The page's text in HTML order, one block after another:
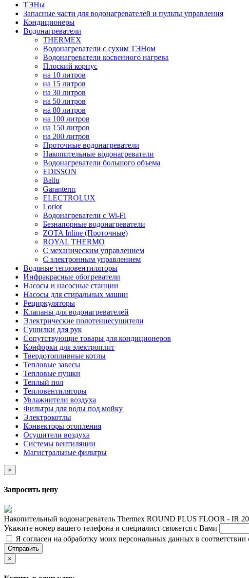
ТЭНы
Запасные части для водонагревателей и пульты управления
Кондиционеры
Водонагреватели
THERMEX
Водонагреватели с сухим ТЭНом
Водонагреватели косвенного нагрева
Плоский корпус
на 10 литров
на 15 литров
на 30 литров
на 50 литров
на 80 литров
на 100 литров
на 150 литров
на 200 литров
Проточные водонагреватели
Накопительные водонагреватели
Водонагреватели большого объема
EDISSON
Ballu
Garanterm
ELECTROLUX
Loriot
Водонагреватели с Wi-Fi
Безнапорные водонагреватели
ZOTA Inline (Проточные)
ROYAL THERMO
С механическим управлением
С электронным управлением
Водяные тепловентиляторы
Инфракрасные обогреватели
Насосы и насосные станции
Насосы для стиральных машин
Рециркуляторы
Клапаны для водонагревателей
Электрические полотенцесушители
Сушилки для рук
Сопутствующие товары для кондиционеров
Конфорки для электроплит
Твердотопливные котлы
Тепловые завесы
Тепловые пушки
Теплый пол
Тепловентиляторы
Увлажнители воздуха
Фильтры для воды под мойку
Электрокотлы
Конвекторы отопления
Осушители воздуха
Системы вентиляции
Магистральные фильтры
×
Запросить цену
Накопительный водонагреватель Thermex ROUND PLUS FLOOR - IR
Укажите номер вашего телефона и специалист свяжется с Вами
Я согласен на обработку моих персональных данных в соответствии
Отправить
×